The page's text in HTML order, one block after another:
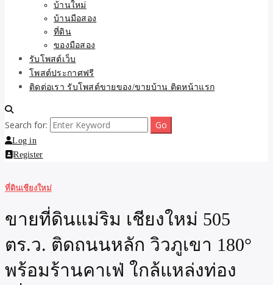
บ้านใหม่
บ้านมือสอง
ที่ดิน
ของมือสอง
รับโพสต์เว็บ
โพสต์ประกาศฟรี
ติดต่อเรา รับโพสต์ขายของ/ขายบ้าน ติดหน้าแรก
Search for:
Log in
Register
ที่ดินเชียงใหม่
ขายที่ดินแม่ริม เชียงใหม่ 505
ตร.ว. ติดถนนหลัก วิวภูเขา 180°
พร้อมร้านคาเฟ่ ใกล้แหล่งท่อง